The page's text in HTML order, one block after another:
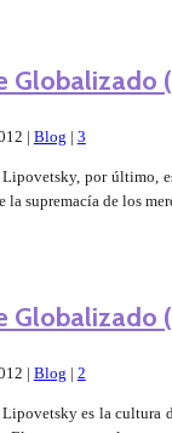
Globalizado
| Blog | 3
por último,
la supremacía de los
Globalizado
| Blog | 2
es la cultura